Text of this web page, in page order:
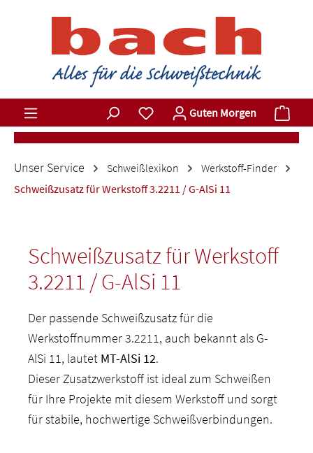
Zum Hauptinhalt springen
Du hast 0 Produkte auf dem
Guten Morgen
Unser Service Schweißlexikon
Werkstoff-Finder
Schweißzusatz für Werkstoff 3.2211 / G-AlSi 11
Schweißzusatz für Werkstoff
3.2211 / G-AlSi 11
Der passende Schweißzusatz für die
Werkstoffnummer 3.2211, auch bekannt als G-
AlSi 11, lautet MT-AlSi 12.
Dieser Zusatzwerkstoff ist ideal zum Schweißen
für Ihre Projekte mit diesem Werkstoff und sorgt
für stabile, hochwertige Schweißverbindungen.